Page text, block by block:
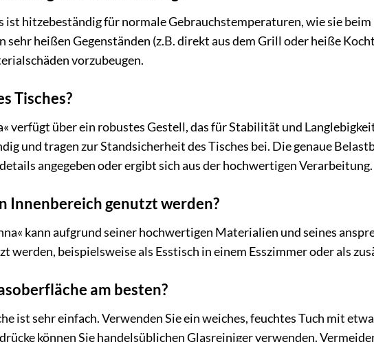
hitzebeständig für normale Gebrauchstemperaturen, wie sie beim
heißen Gegenständen (z.B. direkt aus dem Grill oder heiße
vorzubeugen.
Tisches?
verfügt über ein robustes Gestell, das für Stabilität und
und tragen zur Standsicherheit des Tisches bei. Die genaue
angegeben oder ergibt sich aus der hochwertigen Verarbeitung.
Innenbereich genutzt werden?
kann aufgrund seiner hochwertigen Materialien und seines
werden, beispielsweise als Esstisch in einem Esszimmer oder als
am besten?
ist sehr einfach. Verwenden Sie ein weiches, feuchtes Tuch mit
können Sie handelsüblichen Glasreiniger verwenden.